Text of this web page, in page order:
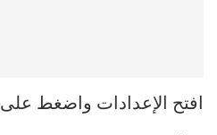
افتح الإعدادات واضغط